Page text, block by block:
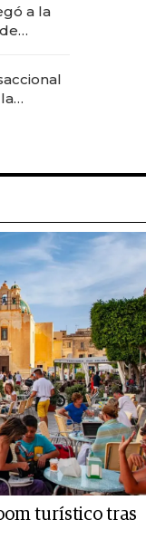
a la
turístico tras